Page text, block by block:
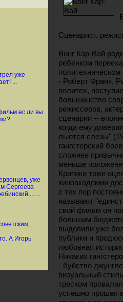
Сценарист,
Вонг Кар-Вай
ребенком
- Роберт Франк,
политех,
большинство
режиссеров,
сценарии --
когда ему
льются слезы"
гангстерский
сложнее
меньше
Критики тоже
киноакадемии
с тех пор
называют
свой фильм он
большим
выделили уже
публики и
любовная
Никаких
- буйство
визуальный
треском
успешно прошел
уже
...
ли вы
...
уже
Сергеева
...
А Игорь